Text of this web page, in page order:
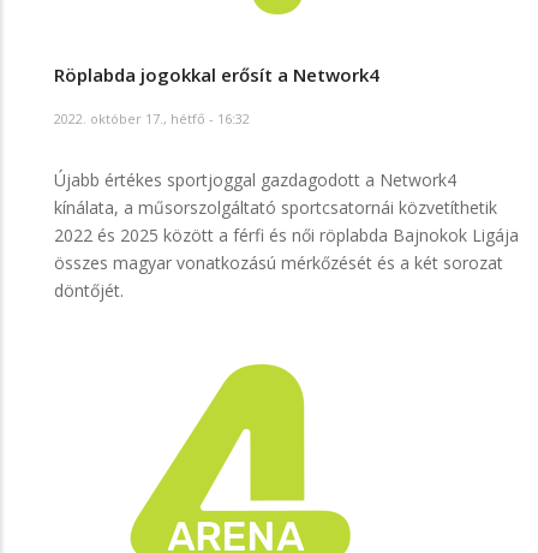
Röplabda jogokkal erősít a Network4
2022. október 17., hétfő - 16:32
Újabb értékes sportjoggal gazdagodott a Network4
kínálata, a műsorszolgáltató sportcsatornái közvetíthetik
2022 és 2025 között a férfi és női röplabda Bajnokok Ligája
összes magyar vonatkozású mérkőzését és a két sorozat
döntőjét.